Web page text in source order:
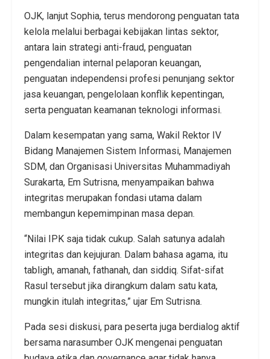
OJK, lanjut Sophia, terus mendorong penguatan tata
kelola melalui berbagai kebijakan lintas sektor,
antara lain strategi anti-fraud, penguatan
pengendalian internal pelaporan keuangan,
penguatan independensi profesi penunjang sektor
jasa keuangan, pengelolaan konflik kepentingan,
serta penguatan keamanan teknologi informasi.
Dalam kesempatan yang sama, Wakil Rektor IV
Bidang Manajemen Sistem Informasi, Manajemen
SDM, dan Organisasi Universitas Muhammadiyah
Surakarta, Em Sutrisna, menyampaikan bahwa
integritas merupakan fondasi utama dalam
membangun kepemimpinan masa depan.
“Nilai IPK saja tidak cukup. Salah satunya adalah
integritas dan kejujuran. Dalam bahasa agama, itu
tabligh, amanah, fathanah, dan siddiq. Sifat-sifat
Rasul tersebut jika dirangkum dalam satu kata,
mungkin itulah integritas,” ujar Em Sutrisna.
Pada sesi diskusi, para peserta juga berdialog aktif
bersama narasumber OJK mengenai penguatan